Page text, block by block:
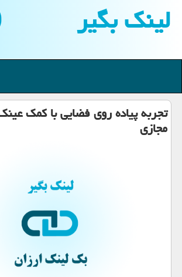
لینك بگیر
تجربه پیاده روی فضایی با کمک
مجازی